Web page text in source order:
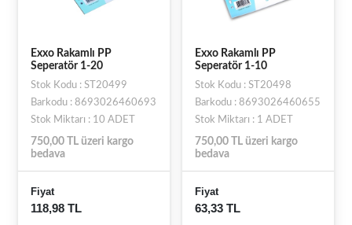
Exxo Rakamlı PP
Seperatör 1-20
Stok Kodu : ST20499
Barkodu : 8693026460693
Stok Miktarı : 10 ADET
750,00 TL üzeri kargo
bedava
Fiyat
118,98 TL
Exxo Rakamlı PP
Seperatör 1-10
Stok Kodu : ST20498
Barkodu : 8693026460655
Stok Miktarı : 1 ADET
750,00 TL üzeri kargo
bedava
Fiyat
63,33 TL